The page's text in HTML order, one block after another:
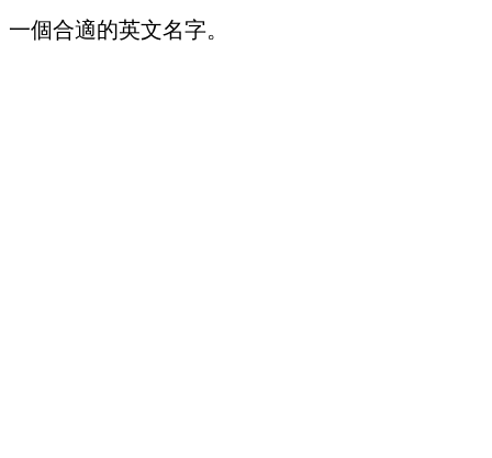
一個合適的英文名字。